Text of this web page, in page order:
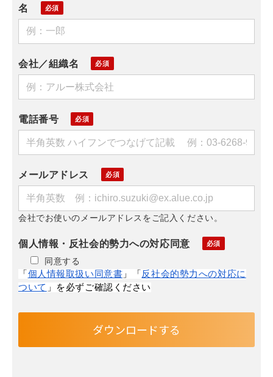
名
会社／組織名
電話番号
メールアドレス
会社でお使いのメールアドレスをご記入ください。
個人情報・反社会的勢力への対応同意
同意する
「個人情報取扱い同意書 」「反社会的勢力への対応に
ついて 」を必ずご確認ください